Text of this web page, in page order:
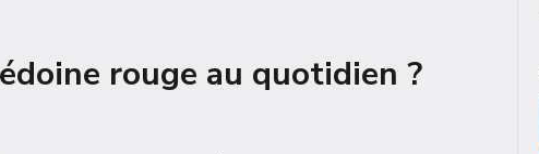
rouge au quotidien ?